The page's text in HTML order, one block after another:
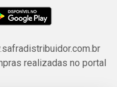
realizadas no portal